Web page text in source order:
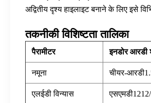
अद्वितीय दृश्य हाइलाइट बनाने के लिए इसे
तकनीकी विशिष्टता तालिका
पैरामीटर इनडोर आरडी
नमूना चीयर-
एलईडी विन्यास